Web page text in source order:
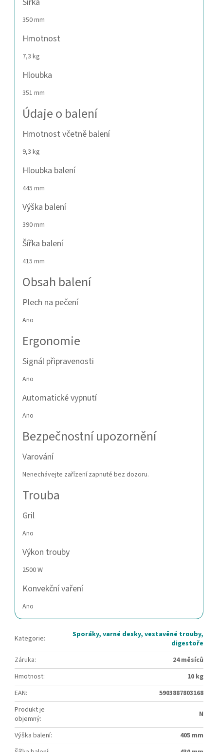
350 mm
Hmotnost
7,3 kg
Hloubka
351 mm
Údaje o balení
Hmotnost včetně balení
9,3 kg
Hloubka balení
445 mm
Výška balení
390 mm
Šířka balení
415 mm
Obsah balení
Plech na pečení
Ano
Ergonomie
Signál připravenosti
Ano
Automatické vypnutí
Ano
Bezpečnostní upozornění
Varování
Nenechávejte zařízení zapnuté bez dozoru.
Trouba
Gril
Ano
Výkon trouby
2500 W
Konvekční vaření
Ano
Kategorie:
Sporáky, varné desky, vestavěné trouby,
digestoře
Záruka:
24 měsíců
Hmotnost:
10 kg
EAN:
5903887803168
Produkt je
objemný: N
Výška balení:
405 mm